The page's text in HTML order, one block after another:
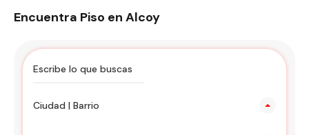
Encuentra Piso en Alcoy
Ciudad | Barrio